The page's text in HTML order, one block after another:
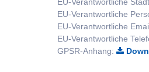
EU-Verantwortliche
EU-Verantwortliche
EU-Verantwortliche
EU-Verantwortliche
GPSR-Anhang: